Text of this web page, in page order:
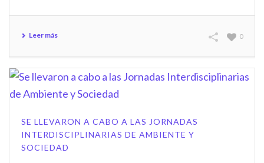
Leer más 0
SE LLEVARON A CABO A LAS JORNADAS
INTERDISCIPLINARIAS DE AMBIENTE Y
SOCIEDAD